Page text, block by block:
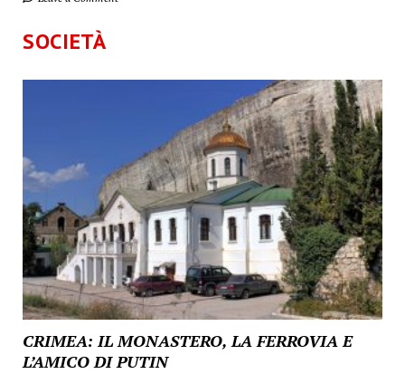
SOCIETÀ
CRIMEA: IL MONASTERO, LA FERROVIA E
L’AMICO DI PUTIN